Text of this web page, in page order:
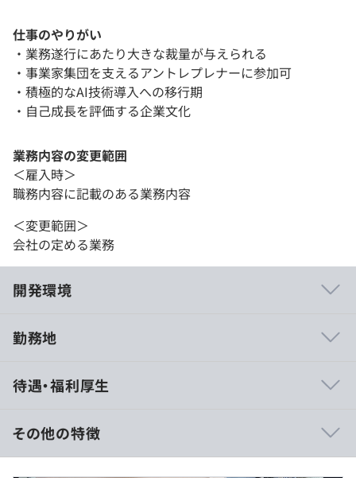
仕事のやりがい
・業務遂行にあたり大きな裁量が与えられる
・事業家集団を支えるアントレプレナーに参加可
・積極的なAI技術導入への移行期
・自己成長を評価する企業文化
業務内容の変更範囲
＜雇入時＞
職務内容に記載のある業務内容
＜変更範囲＞
会社の定める業務
開発環境
でを全て自社で担当しており、多種多様な事業を少人数で
時進行しながら、タテ・ヨコ・ナナメ、エンジニアだけに
とどまらず様々な職種のメンバーとコミュニケーションを
取りつつ、自分自身で施策を推進し、成果を出すところま
勤務地
待遇・福利厚生
年収：480万円～750万円
その他の特徴